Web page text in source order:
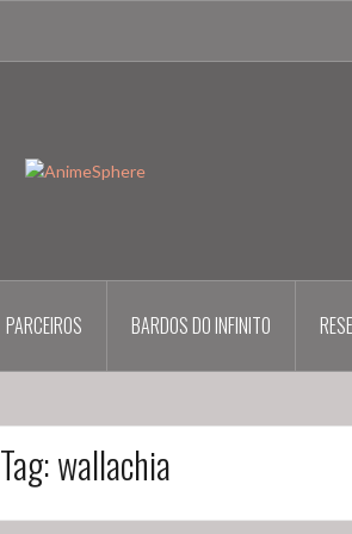
PARCEIROS BARDOS DO INFINITO
Tag:wallachia